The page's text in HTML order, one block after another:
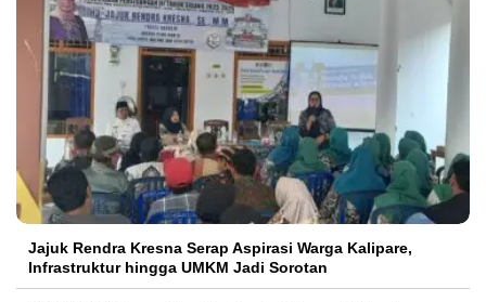
Jajuk Rendra Kresna Serap Aspirasi Warga Kalipare,
Infrastruktur hingga UMKM Jadi Sorotan